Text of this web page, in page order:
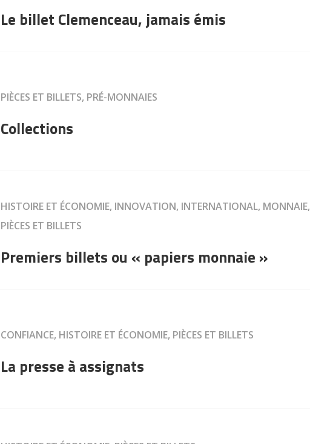
Le billet Clemenceau, jamais émis
PIÈCES ET BILLETS, PRÉ-MONNAIES
Collections
HISTOIRE ET ÉCONOMIE, INNOVATION, INTERNATIONAL, MONNAIE,
PIÈCES ET BILLETS
Premiers billets ou « papiers monnaie »
CONFIANCE, HISTOIRE ET ÉCONOMIE, PIÈCES ET BILLETS
La presse à assignats